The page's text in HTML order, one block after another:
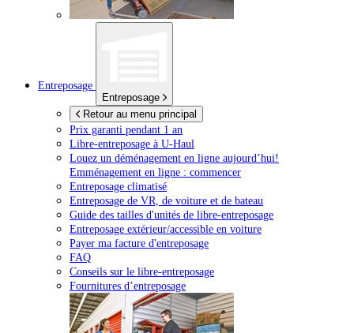
Entreposage
Entreposage
Retour au menu principal
Prix garanti pendant 1 an
Libre-entreposage à U-Haul
Louez un déménagement en ligne aujourd’hui!
Emménagement en ligne : commencer
Entreposage climatisé
Entreposage de VR, de voiture et de bateau
Guide des tailles d'unités de libre-entreposage
Entreposage extérieur/accessible en voiture
Payer ma facture d'entreposage
FAQ
Conseils sur le libre-entreposage
Fournitures d’entreposage